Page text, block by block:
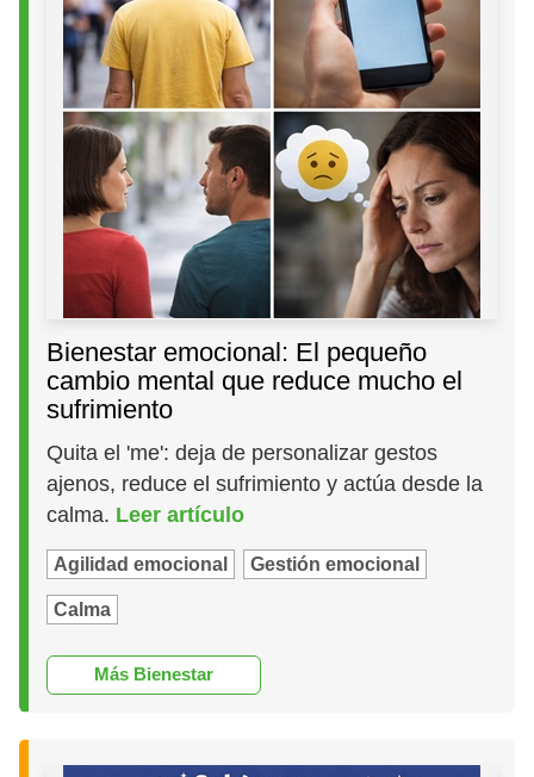
Bienestar emocional: El pequeño
cambio mental que reduce mucho el
sufrimiento
Quita el 'me': deja de personalizar gestos
ajenos, reduce el sufrimiento y actúa desde la
calma. Leer artículo
Agilidad emocional Gestión emocional
Calma
Más Bienestar